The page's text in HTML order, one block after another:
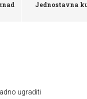
Jednostavna
ugraditi